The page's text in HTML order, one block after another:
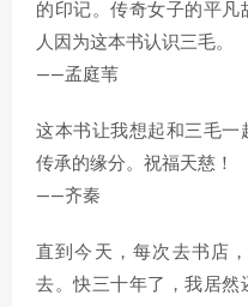
的印记。传奇女子的平
人因为这本书认识三毛。
——孟庭苇
这本书让我想起和三毛一
传承的缘分。祝福天慈！
——齐秦
直到今天，每次去书店
去。快三十年了，我居然